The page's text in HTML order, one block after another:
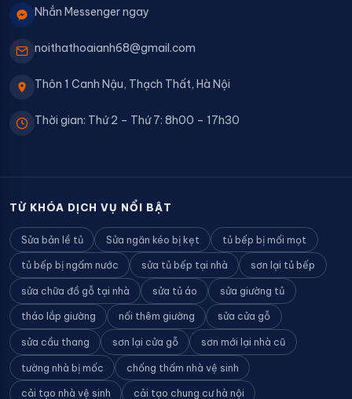
Nhắn Messenger ngay
noithathoaianh68@gmail.com
Thôn 1 Canh Nậu, Thạch Thất, Hà Nội
Thời gian: Thứ 2 – Thứ 7: 8h00 – 17h30
TỪ KHÓA DỊCH VỤ NỔI BẬT
Sửa bản lề tủ Sửa ngăn kéo bị kẹt tủ bếp bị mối mọt
tủ bếp bị ngấm nước sửa tủ bếp tại nhà sơn lại tủ bếp
sửa chữa đồ gỗ tại nhà sửa tủ áo sửa giường tủ
tháo lắp giường nối thêm giường sửa cửa gỗ
sửa cầu thang sơn lại cửa gỗ sơn mới lại nhà cũ
tường nhà bị mốc chống thấm nhà vệ sinh
cải tạo nhà vệ sinh cải tạo chung cư hà nội